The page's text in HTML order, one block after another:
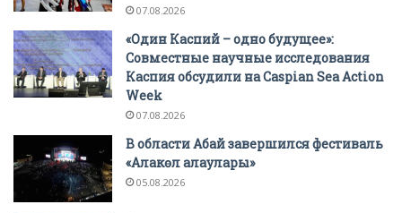
07.08.2026
«Один Каспий – одно будущее»:
Совместные научные исследования
Каспия обсудили на Caspian Sea Action
Week
07.08.2026
В области Абай завершился фестиваль
«Алакөл алаулары»
05.08.2026